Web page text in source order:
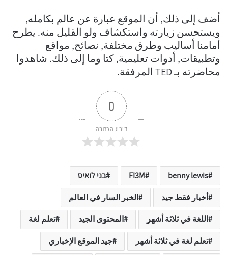
أضف إلى ذلك, أن الموقع عبارة عن عالم بكامله,
ويستحسن زيارته واستكشاف ولو القليل منه. يطرح
أمامنا أساليب وطرق مختلفة, نصائح, مواقع
وتطبيقات, أدوات تعليمية, كتا وما إلى ذلك. شاهدوا
محاضرته بـ TED المرفقة.
0
דירוג הכתבה
benny lewis
FI3M בני לואיס
أخبار فقط جيد الخبر السار في العالم
اللغة في ثلاثة أشهر المحتوى الجيد تعلم لغة
تعلم لغة في ثلاثة أشهر جيد الموقع الإخباري